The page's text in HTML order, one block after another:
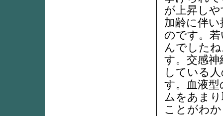
が上昇し
加齢に伴
のです。
んでした
す。交感
している
す。血液
ムをあま
ことがわ